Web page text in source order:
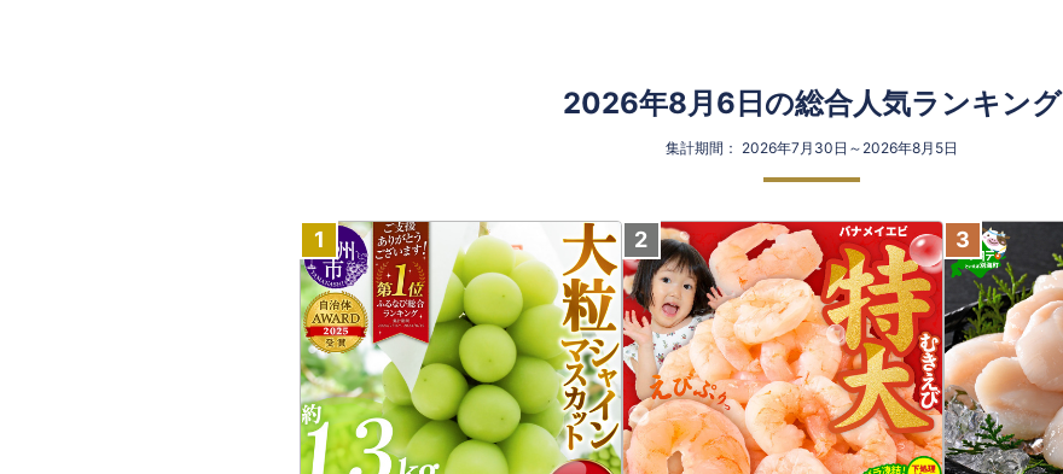
2026年8月6日の総合人気ランキング
集計期間： 2026年7月30日～2026年8月5日